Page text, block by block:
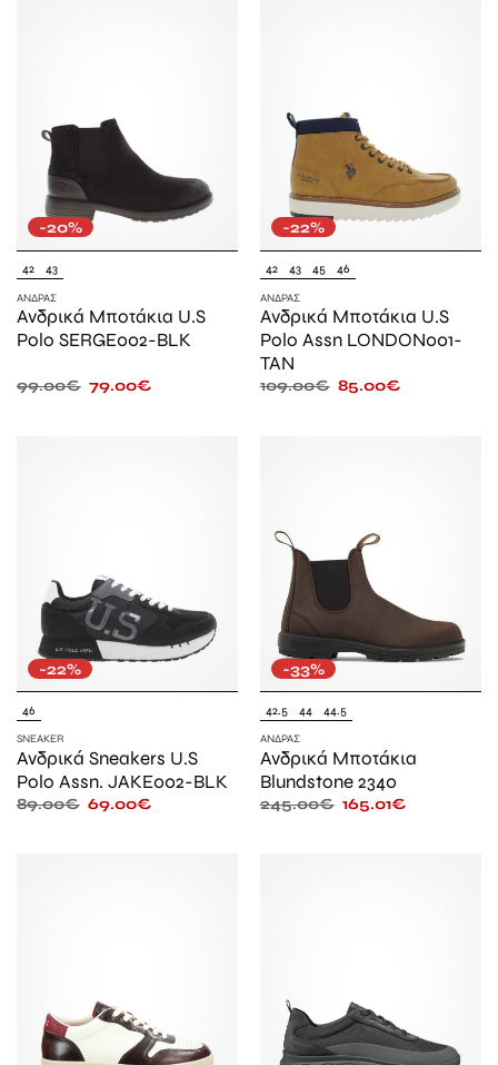
-20%
42 43
ΆΝΔΡΑΣ
Ανδρικά Μποτάκια U.S
Polo SERGE002-BLK
99.00€ 79.00€
-22%
42 43 45 46
ΆΝΔΡΑΣ
Ανδρικά Μποτάκια U.S
Polo Assn LONDON001-
TAN
109.00€ 85.00€
-22%
46
SNEAKER
Ανδρικά Sneakers U.S
Polo Assn. JAKE002-BLK
89.00€ 69.00€
-33%
42.5 44 44.5
ΆΝΔΡΑΣ
Ανδρικά Μποτάκια
Blundstone 2340
245.00€ 165.01€